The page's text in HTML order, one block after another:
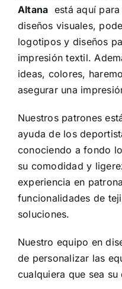
TIENDA
TRABAJOS REALIZADOS
CONTACTO
CATÁLOGOS
Altana está aquí
diseños visuales,
logotipos y diseños
impresión textil.
ideas, colores,
asegurar una
Nuestros patrones
ayuda de los
conociendo a fondo
su comodidad y
experiencia en
funcionalidades de
soluciones.
Nuestro equipo en
de personalizar las
cualquiera que sea su